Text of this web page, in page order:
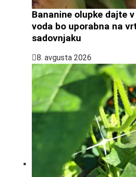
Bananine olupke dajte
voda bo uporabna na
sadovnjaku
8. avgusta 2026